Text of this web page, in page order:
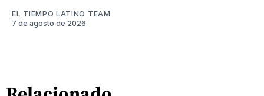
EL TIEMPO LATINO TEAM
7 de agosto de 2026